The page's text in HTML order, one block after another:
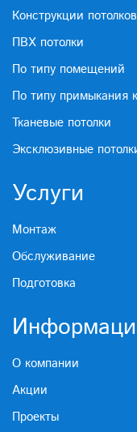
Конструкции потолков
ПВХ потолки
По типу помещений
По типу примыкания
Тканевые потолки
Эксклюзивные
Услуги
Монтаж
Обслуживание
Подготовка
О компании
Акции
Проекты